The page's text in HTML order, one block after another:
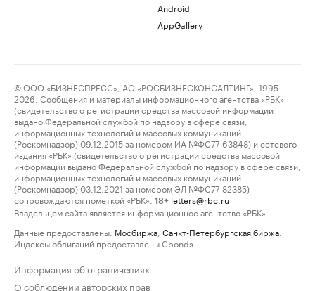
Android
AppGallery
© ООО «БИЗНЕСПРЕСС», АО «РОСБИЗНЕСКОНСАЛТИНГ», 1995–
2026. Сообщения и материалы информационного агентства «РБК»
(свидетельство о регистрации средства массовой информации
выдано Федеральной службой по надзору в сфере связи,
информационных технологий и массовых коммуникаций
(Роскомнадзор) 09.12.2015 за номером ИА №ФС77-63848) и сетевого
издания «РБК» (свидетельство о регистрации средства массовой
информации выдано Федеральной службой по надзору в сфере связи,
информационных технологий и массовых коммуникаций
(Роскомнадзор) 03.12.2021 за номером ЭЛ №ФС77-82385)
сопровождаются пометкой «РБК».
18+ letters@rbc.ru
Владельцем сайта является информационное агентство «РБК».
Данные предоставлены: Мосбиржа Санкт-Петербургская биржа
Индексы облигаций предоставлены Cbonds.
Информация об ограничениях
О соблюдении авторских прав